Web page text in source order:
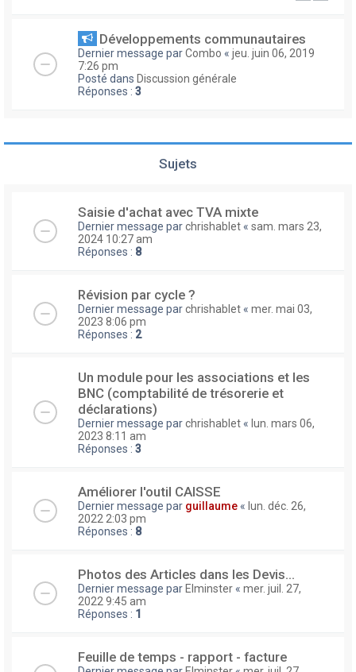
Développements communautaires
Dernier message parCombo « jeu. juin 06, 2019
7:26 pm
Posté dans Discussion générale
Réponses : 3
Sujets
Saisie d'achat avec TVA mixte
Dernier message parchrishablet « sam. mars 23,
2024 10:27 am
Réponses : 8
Révision par cycle ?
Dernier message parchrishablet « mer. mai 03,
2023 8:06 pm
Réponses : 2
Un module pour les associations et les
BNC (comptabilité de trésorerie et
déclarations)
Dernier message parchrishablet « lun. mars 06,
2023 8:11 am
Réponses : 3
Améliorer l'outil CAISSE
Dernier message par guillaume « lun. déc. 26,
2022 2:03 pm
Réponses : 8
Photos des Articles dans les Devis...
Dernier message parElminster « mer. juil. 27,
2022 9:45 am
Réponses : 1
Feuille de temps - rapport - facture